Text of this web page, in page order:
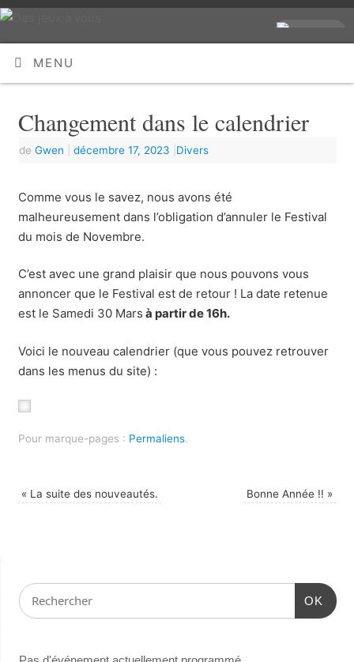
MENU
Changement dans le calendrier
de Gwen décembre 17, 2023 Divers
Comme vous le savez, nous avons été
malheureusement dans l’obligation d’annuler le Festival
du mois de Novembre.
C’est avec une grand plaisir que nous pouvons vous
annoncer que le Festival est de retour ! La date retenue
est le Samedi 30 Mars à partir de 16h.
Voici le nouveau calendrier (que vous pouvez retrouver
dans les menus du site) :
Pour marque-pages : Permaliens.
« La suite des nouveautés. Bonne Année !! »
OK